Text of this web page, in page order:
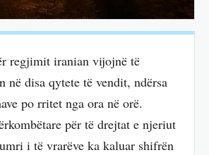
regjimit iranian vijojnë të
në disa qytete të vendit, ndërsa
po rritet nga ora në orë.
për të drejtat e njeriut
i të vrarëve ka kaluar shifrën